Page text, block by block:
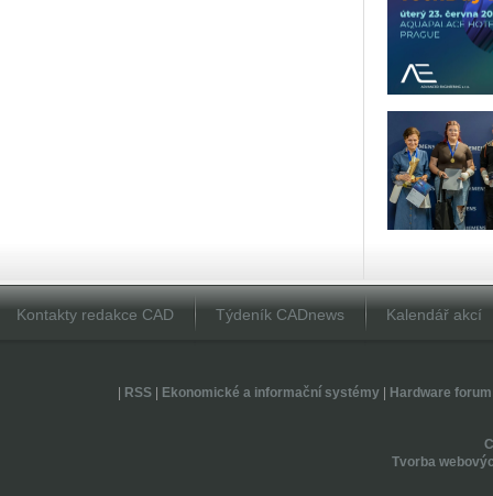
Kontakty redakce CAD Týdeník CADnews Kalendář akcí
RSS| Ekonomické a informační systémy| Hardware forum
Tvorba